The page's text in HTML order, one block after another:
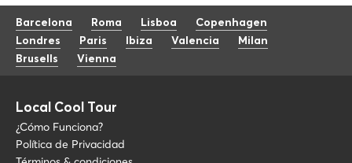
Barcelona Roma Lisboa
Copenhagen
Londres
Paris Ibiza Valencia
Milan
Brusells
Vienna
Local Cool Tour
¿Cómo Funciona?
Política de Privacidad